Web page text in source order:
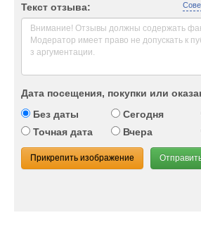
Текст отзыва:
Дата посещения, покупки или
Без даты
Сегодня
Точная дата
Вчера
Прикрепить изображение